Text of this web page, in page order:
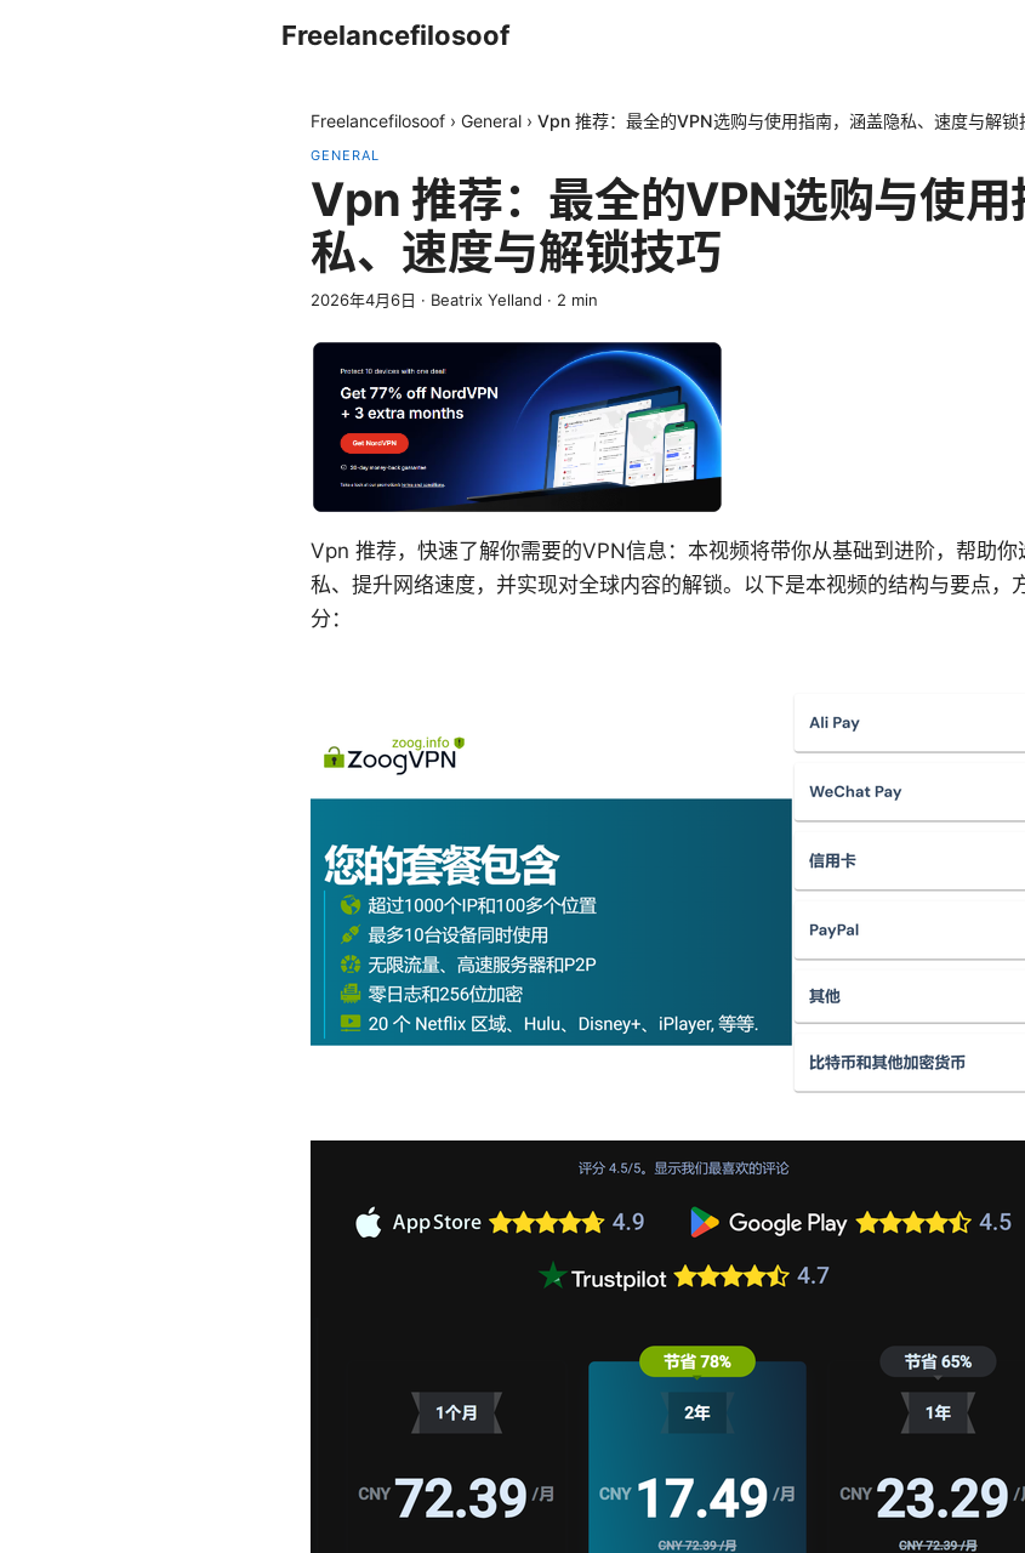
Freelancefilosoof
Freelancefilosoof › General › Vpn 推荐：最全的VPN选购与使用指南，涵盖隐私、速度与解锁
GENERAL
Vpn 推荐：最全的VPN选购与使用
私、速度与解锁技巧
2026年4月6日 · Beatrix Yelland · 2 min
Vpn 推荐，快速了解你需要的VPN信息：本视频将带你从基础到进阶，帮助
私、提升网络速度，并实现对全球内容的解锁。以下是本视频的结构与要点，
分：